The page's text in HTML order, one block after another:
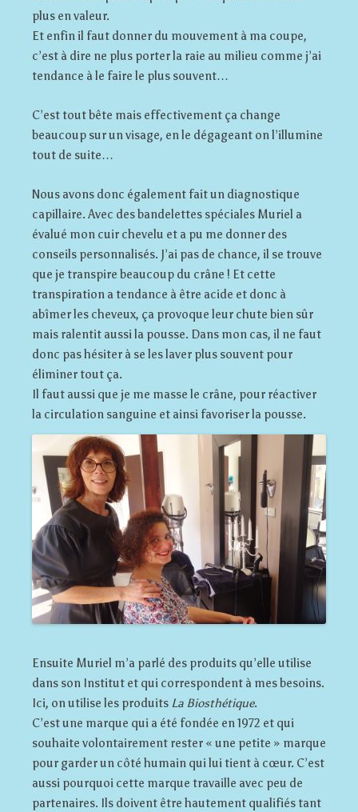
plus en valeur.
Et enfin il faut donner du mouvement à ma coupe,
c’est à dire ne plus porter la raie au milieu comme j’ai
tendance à le faire le plus souvent…
C’est tout bête mais effectivement ça change
beaucoup sur un visage, en le dégageant on l’illumine
tout de suite…
Nous avons donc également fait un diagnostique
capillaire. Avec des bandelettes spéciales Muriel a
évalué mon cuir chevelu et a pu me donner des
conseils personnalisés. J’ai pas de chance, il se trouve
que je transpire beaucoup du crâne ! Et cette
transpiration a tendance à être acide et donc à
abîmer les cheveux, ça provoque leur chute bien sûr
mais ralentit aussi la pousse. Dans mon cas, il ne faut
donc pas hésiter à se les laver plus souvent pour
éliminer tout ça.
Il faut aussi que je me masse le crâne, pour réactiver
la circulation sanguine et ainsi favoriser la pousse.
Ensuite Muriel m’a parlé des produits qu’elle utilise
dans son Institut et qui correspondent à mes besoins.
Ici, on utilise les produits La Biosthétique.
C’est une marque qui a été fondée en 1972 et qui
souhaite volontairement rester « une petite » marque
pour garder un côté humain qui lui tient à cœur. C’est
aussi pourquoi cette marque travaille avec peu de
partenaires. Ils doivent être hautement qualifiés tant